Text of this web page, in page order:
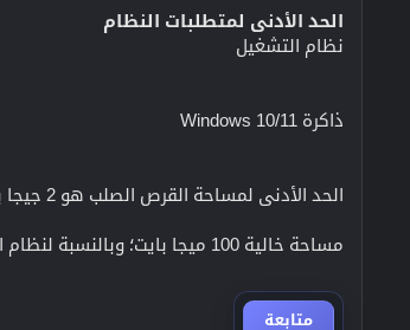
الحد الأدنى لمتطلبات النظام
نظام التشغيل
ذاكرة Windows 10/11
الحد الأدنى لمساحة القرص الصلب هو 2 جيجا بايت
مساحة خالية 100 ميجا بايت؛ وبالنسبة لنظام التشغيل Windows، هناك مساحة إضافية 1.5 جيجا بايت إذا لم يتم تثبيت .NET
متابعة